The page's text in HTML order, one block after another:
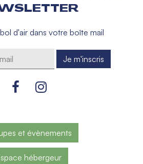
d'air dans votre boîte mail
et évènements
hébergeur